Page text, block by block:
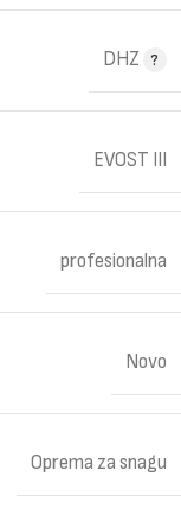
DHZ
EVOST III
profesionalna
Novo
Oprema za snagu